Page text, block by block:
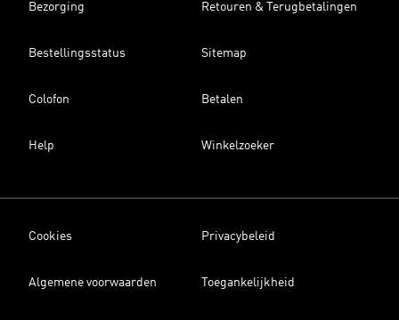
Bezorging Retouren & Terugbetalingen
Bestellingsstatus Sitemap
Colofon Betalen
Help Winkelzoeker
Cookies Privacybeleid
Algemene voorwaarden Toegankelijkheid